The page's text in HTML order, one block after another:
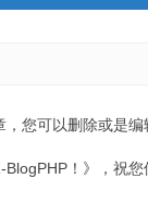
您可以删除或是编
！》，祝